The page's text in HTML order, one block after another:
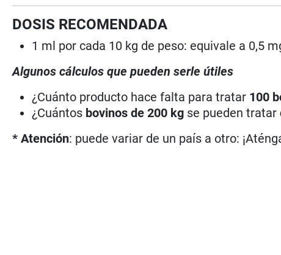
DOSIS RECOMENDADA
1 ml por cada 10 kg de peso: equivale a 0,5
Algunos cálculos que pueden serle útiles
¿Cuánto producto hace falta para tratar 100
¿Cuántos bovinos de 200 kg se pueden tratar
* Atención: puede variar de un país a otro: